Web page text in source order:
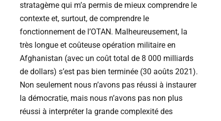
stratagème qui m’a permis de mieux comprendre le
contexte et, surtout, de comprendre le
fonctionnement de l’OTAN. Malheureusement, la
très longue et coûteuse opération militaire en
Afghanistan (avec un coût total de 8 000 milliards
de dollars) s’est pas bien terminée (30 aoûts 2021).
Non seulement nous n’avons pas réussi à instaurer
la démocratie, mais nous n’avons pas non plus
réussi à interpréter la grande complexité des